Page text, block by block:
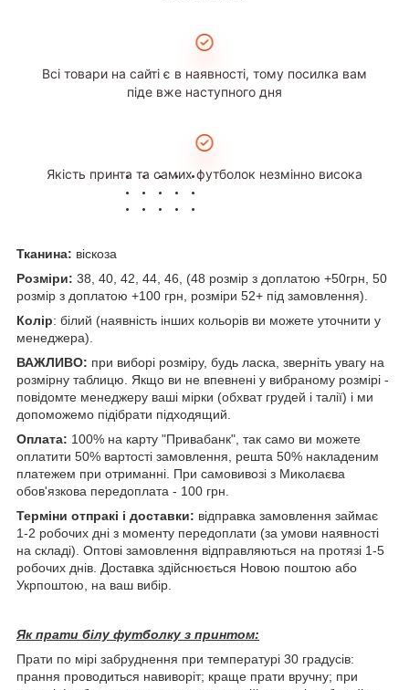
Всі товари на сайті є в наявності, тому посилка вам
піде вже наступного дня
Якість принта та самих футболок незмінно висока
Тканина: віскоза
Розміри: 38, 40, 42, 44, 46, (48 розмір з доплатою +50грн, 50
розмір з доплатою +100 грн, розміри 52+ під замовлення).
Колір: білий (наявність інших кольорів ви можете уточнити у
менеджера).
ВАЖЛИВО: при виборі розміру, будь ласка, зверніть увагу на
розмірну таблицю. Якщо ви не впевнені у вибраному розмірі -
повідомте менеджеру ваші мірки (обхват грудей і талії) і ми
допоможемо підібрати підходящий.
Оплата: 100% на карту "Привабанк", так само ви можете
оплатити 50% вартості замовлення, решта 50% накладеним
платежем при отриманні. При самовивозі з Миколаєва
обов'язкова передоплата - 100 грн.
Терміни отпракі і доставки: відправка замовлення займає
1-2 робочих дні з моменту передоплати (за умови наявності
на складі). Оптові замовлення відправляються на протязі 1-5
робочих днів. Доставка здійснюється Новою поштою або
Укрпоштою, на ваш вибір.
Як прати білу футболку з принтом:
Прати по мірі забруднення при температурі 30 градусів:
прання проводиться навиворіт; краще прати вручну; при